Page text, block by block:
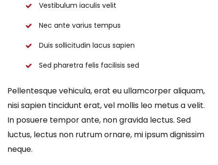
Vestibulum iaculis velit
Nec ante varius tempus
Duis sollicitudin lacus sapien
Sed pharetra felis facilisis sed
Pellentesque vehicula, erat eu ullamcorper aliquam,
nisi sapien tincidunt erat, vel mollis leo metus a velit.
In posuere tempor ante, non gravida lectus. Sed
luctus, lectus non rutrum ornare, mi ipsum dignissim
neque.